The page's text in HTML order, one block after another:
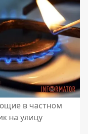
в частном
на улицу